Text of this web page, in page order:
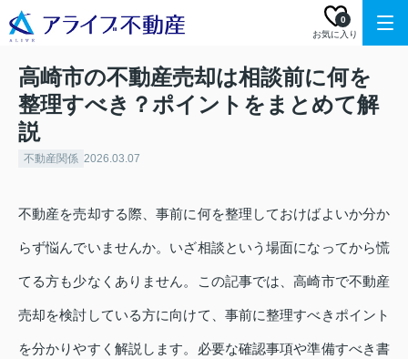
お気に入り
0
高崎市の不動産売却は相談前に何を
整理すべき？ポイントをまとめて解
説
不動産関係 2026.03.07
不動産を売却する際、事前に何を整理しておけばよいか分か
らず悩んでいませんか。いざ相談という場面になってから慌
てる方も少なくありません。この記事では、高崎市で不動産
売却を検討している方に向けて、事前に整理すべきポイント
を分かりやすく解説します。必要な確認事項や準備すべき書